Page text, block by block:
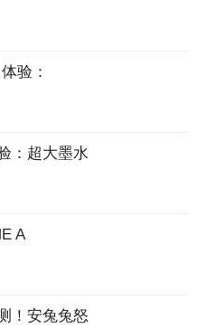
验：
：超大墨水
A
！安兔兔怒